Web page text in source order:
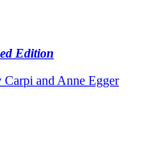
Edition
and Anne Egger